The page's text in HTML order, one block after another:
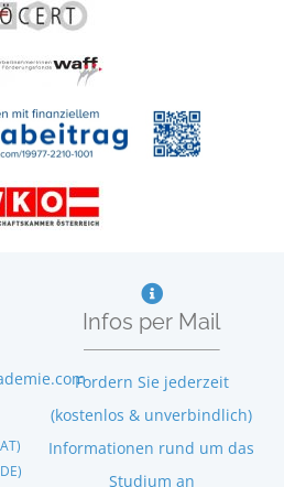
Infos per Mail
Fordern Sie jederzeit
(kostenlos & unverbindlich)
Informationen rund um das
Studium an